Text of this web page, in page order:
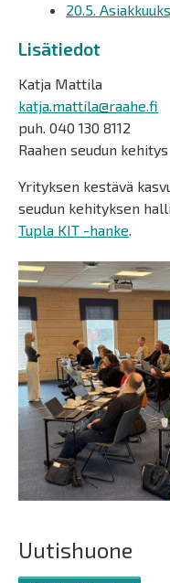
20.5.
Lisätiedot
Katja Mattila
katja.mattila@raahe.fi
puh. 040 130 8112
Raahen seudun kehitys
Yrityksen kestävä
seudun kehityksen
Tupla KIT -hanke.
Uutishuone